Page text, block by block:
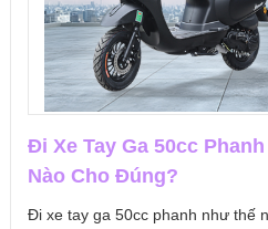
Đi Xe Tay Ga 50cc
Nào Cho Đúng?
Đi xe tay ga 50cc phanh như thế